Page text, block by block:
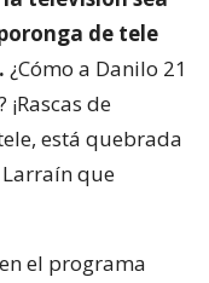
de tele
¿Cómo a Danilo 21
de
está quebrada
que
el programa